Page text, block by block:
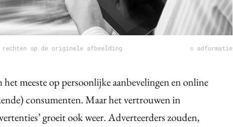
rechten op de originele afbeelding © adformatie
meeste op persoonlijke aanbevelingen en online
consumenten. Maar het vertrouwen in
groeit ook weer. Adverteerders zouden,